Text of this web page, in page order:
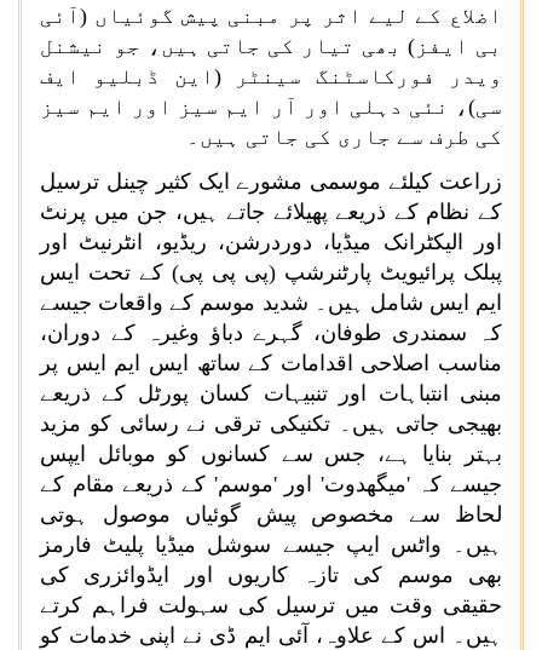
اضلاع کے لیے اثر پر مبنی پیش گوئیاں (آئی
بی ایفز) بھی تیار کی جاتی ہیں، جو نیشنل
ویدر فورکاسٹنگ سینٹر (این ڈبلیو ایف
سی)، نئی دہلی اور آر ایم سیز اور ایم سیز
کی طرف سے جاری کی جاتی ہیں۔
زراعت کیلئے موسمی مشورے ایک کثیر چینل ترسیل
کے نظام کے ذریعے پھیلائے جاتے ہیں، جن میں پرنٹ
اور الیکٹرانک میڈیا، دوردرشن، ریڈیو، انٹرنیٹ اور
پبلک پرائیویٹ پارٹنرشپ (پی پی پی) کے تحت ایس
ایم ایس شامل ہیں۔ شدید موسم کے واقعات جیسے
کہ سمندری طوفان، گہرے دباؤ وغیرہ کے دوران،
مناسب اصلاحی اقدامات کے ساتھ ایس ایم ایس پر
مبنی انتباہات اور تنبیہات کسان پورٹل کے ذریعے
بھیجی جاتی ہیں۔ تکنیکی ترقی نے رسائی کو مزید
بہتر بنایا ہے، جس سے کسانوں کو موبائل ایپس
جیسے کہ 'میگھدوت' اور 'موسم' کے ذریعے مقام کے
لحاظ سے مخصوص پیش گوئیاں موصول ہوتی
ہیں۔ واٹس ایپ جیسے سوشل میڈیا پلیٹ فارمز
بھی موسم کی تازہ کاریوں اور ایڈوائزری کی
حقیقی وقت میں ترسیل کی سہولت فراہم کرتے
ہیں۔ اس کے علاوہ، آئی ایم ڈی نے اپنی خدمات کو